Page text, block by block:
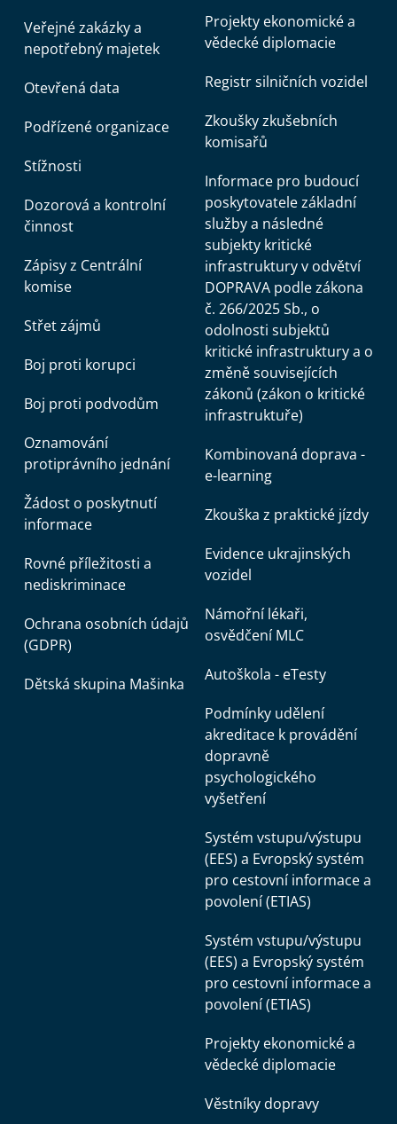
Veřejné zakázky a
nepotřebný majetek
Otevřená data
Podřízené organizace
Stížnosti
Dozorová a kontrolní
činnost
Zápisy z Centrální
komise
Střet zájmů
Boj proti korupci
Boj proti podvodům
Oznamování
protiprávního jednání
Žádost o poskytnutí
informace
Rovné příležitosti a
nediskriminace
Ochrana osobních údajů
(GDPR)
Dětská skupina Mašinka
Projekty ekonomické a
vědecké diplomacie
Registr silničních vozidel
Zkoušky zkušebních
komisařů
Informace pro budoucí
poskytovatele základní
služby a následné
subjekty kritické
infrastruktury v odvětví
DOPRAVA podle zákona
č. 266/2025 Sb., o
odolnosti subjektů
kritické infrastruktury a o
změně souvisejících
zákonů (zákon o kritické
infrastruktuře)
Kombinovaná doprava -
e-learning
Zkouška z praktické jízdy
Evidence ukrajinských
vozidel
Námořní lékaři,
osvědčení MLC
Autoškola - eTesty
Podmínky udělení
akreditace k provádění
dopravně
psychologického
vyšetření
Systém vstupu/výstupu
(EES) a Evropský systém
pro cestovní informace a
povolení (ETIAS)
Systém vstupu/výstupu
(EES) a Evropský systém
pro cestovní informace a
povolení (ETIAS)
Projekty ekonomické a
vědecké diplomacie
Věstníky dopravy